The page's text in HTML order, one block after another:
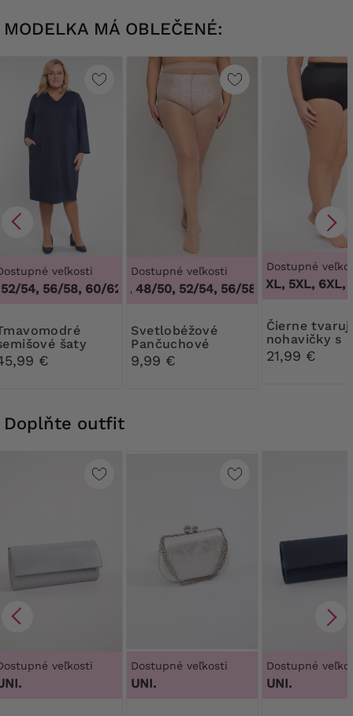
MODELKA MÁ OBLEČENÉ:
veľkosti
54, 56/58, 60/62, 48/50, 52/54, 56/58, 60/62
šaty
€
Dostupné veľkosti
44/46, 48/50, 52/54, 56/58, 60/62,44/46,
Svetlobéžové
Pančuchové
nohavice Ribessa
30 DEN
9,99 €
Dostupné
3XL, 4XL, 5XL, 6XL,
Čierne tvarujúce
nohavičky s
vysokým
21,99 €
Doplňte outfit
veľkosti Dostupné veľkosti
UNI.
Dostupné
UNI.